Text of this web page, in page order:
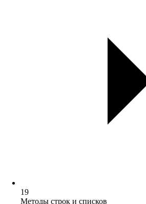
19
Методы строк и списков